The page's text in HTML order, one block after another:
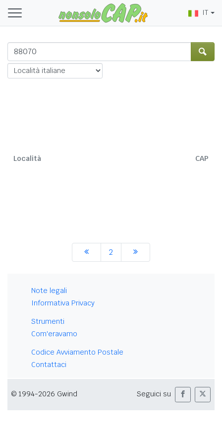
IT
Località CAP
2
Note legali
Informativa Privacy
Strumenti
Com'eravamo
Codice Avviamento Postale
Contattaci
© 1994-2026 Gwind Seguici su